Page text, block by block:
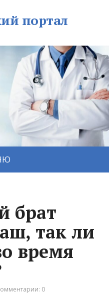
портал
брат
так ли
время
0